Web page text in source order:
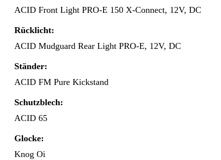
ACID Front Light PRO-E 150 X-Connect, 12V, DC
Rücklicht:
ACID Mudguard Rear Light PRO-E, 12V, DC
Ständer:
ACID FM Pure Kickstand
Schutzblech:
ACID 65
Glocke:
Knog Oi